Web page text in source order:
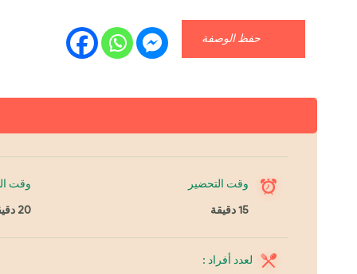
حفظ الوصفة
وقت التحضير
15 دقيقة
وقت
20 دقيقة
لعدد أفراد :